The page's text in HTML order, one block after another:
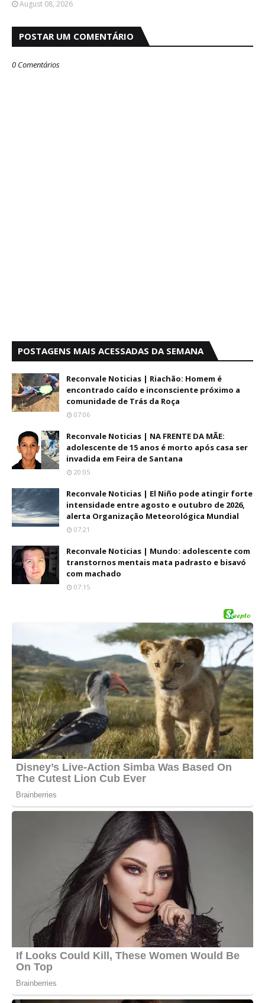
August 08, 2026
POSTAR UM COMENTÁRIO
0 Comentários
POSTAGENS MAIS ACESSADAS DA SEMANA
Reconvale Noticias | Riachão: Homem é
encontrado caído e inconsciente próximo a
comunidade de Trás da Roça
07:06
Reconvale Noticias | NA FRENTE DA MÃE:
adolescente de 15 anos é morto após casa ser
invadida em Feira de Santana
20:05
Reconvale Noticias | El Niño pode atingir forte
intensidade entre agosto e outubro de 2026,
alerta Organização Meteorológica Mundial
07:21
Reconvale Noticias | Mundo: adolescente com
transtornos mentais mata padrasto e bisavó
com machado
07:15